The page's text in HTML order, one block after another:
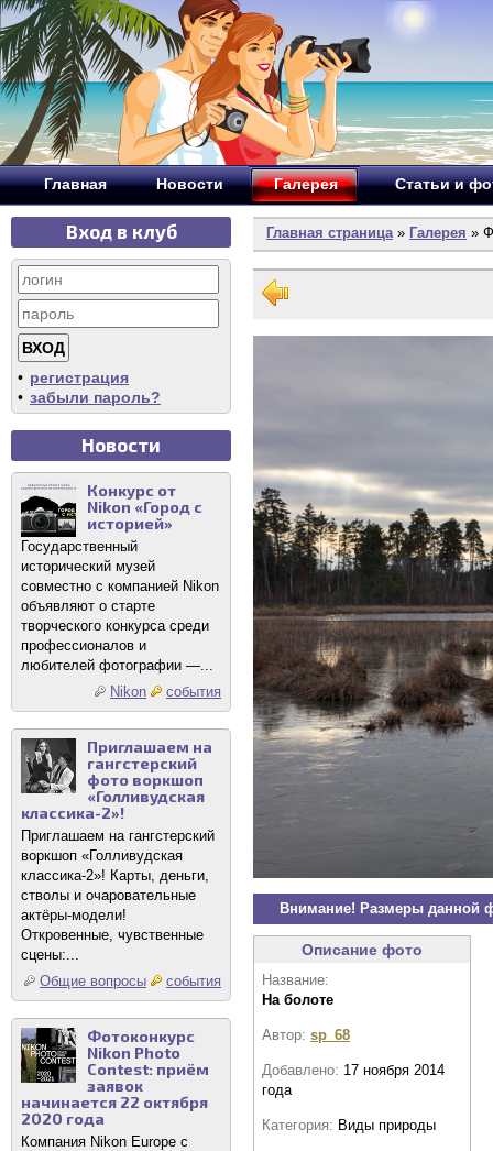
Главная Новости Галерея Статьи и
Вход в клуб
• регистрация
• забыли пароль?
Новости
Конкурс от
Nikon «Город с
историей»
Государственный
исторический музей
совместно с компанией Nikon
объявляют о старте
творческого конкурса среди
профессионалов и
любителей фотографии —...
Nikon
события
Приглашаем на
гангстерский
фото воркшоп
«Голливудская
классика-2»!
Приглашаем на гангстерский
воркшоп «Голливудская
классика-2»! Карты, деньги,
стволы и очаровательные
актёры-модели!
Откровенные, чувственные
сцены:...
Общие вопросы
события
Фотоконкурс
Nikon Photo
Contest: приём
заявок
начинается 22 октября
2020 года
Компания Nikon Europe с
Главная страница» Галерея »
Внимание! Размеры данной
Описание фото
Название:
На болоте
Автор: sp_68
Добавлено: 17 ноября 2014
года
Категория: Виды природы